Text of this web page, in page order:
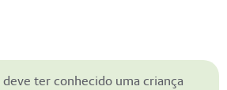
ter conhecido uma criança